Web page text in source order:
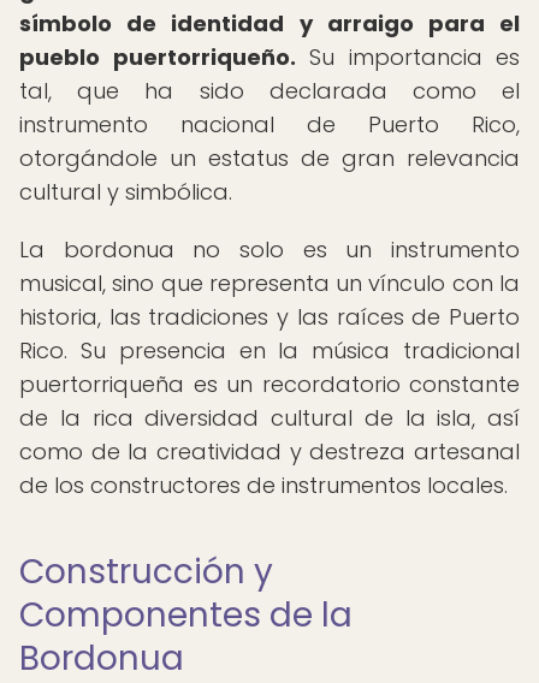
símbolo de identidad y arraigo para el
pueblo puertorriqueño. Su importancia es
tal, que ha sido declarada como el
instrumento nacional de Puerto Rico,
otorgándole un estatus de gran relevancia
cultural y simbólica.
La bordonua no solo es un instrumento
musical, sino que representa un vínculo con la
historia, las tradiciones y las raíces de Puerto
Rico. Su presencia en la música tradicional
puertorriqueña es un recordatorio constante
de la rica diversidad cultural de la isla, así
como de la creatividad y destreza artesanal
de los constructores de instrumentos locales.
Construcción y
Componentes de la
Bordonua